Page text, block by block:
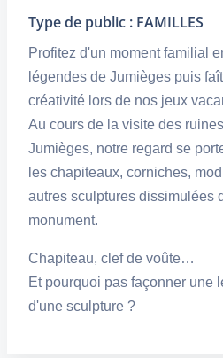
Type de public : FAMILLES
Profitez d'un moment familial
légendes de Jumièges puis
créativité lors de nos jeux
Au cours de la visite des
Jumièges, notre regard se
les chapiteaux, corniches,
autres sculptures dissimulées
monument.
Chapiteau, clef de voûte…
Et pourquoi pas façonner une
d'une sculpture ?